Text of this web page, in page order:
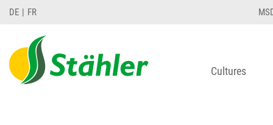
DE FR
Cultures
string(78) "Test 12 {FONT:12} // Dosierungen: test